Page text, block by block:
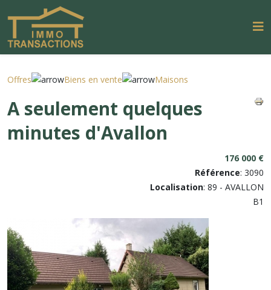
Offres Biens en vente Maisons
A seulement quelques
minutes d'Avallon
176 000 €
Référence: 3090
Localisation: 89 - AVALLON
B1